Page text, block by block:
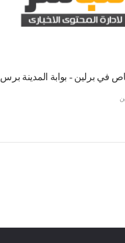
في برلين - بوابة المدينة برس